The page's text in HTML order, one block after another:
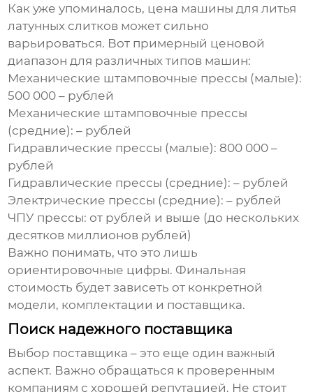
Как уже упоминалось, цена машины для литья
латунных слитков может сильно
варьироваться. Вот примерный ценовой
диапазон для различных типов машин:
Механические штамповочные прессы (малые):
500 000 – рублей
Механические штамповочные прессы
(средние): – рублей
Гидравлические прессы (малые): 800 000 –
рублей
Гидравлические прессы (средние): – рублей
Электрические прессы (средние): – рублей
ЧПУ прессы: от рублей и выше (до нескольких
десятков миллионов рублей)
Важно понимать, что это лишь
ориентировочные цифры. Финальная
стоимость будет зависеть от конкретной
модели, комплектации и поставщика.
Поиск надежного поставщика
Выбор поставщика – это еще один важный
аспект. Важно обращаться к проверенным
компаниям с хорошей репутацией. Не стоит